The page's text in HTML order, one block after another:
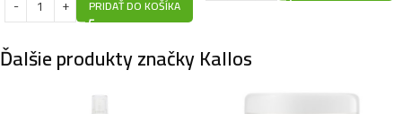
PRIDAŤ DO KOŠÍKA
Ďalšie produkty značky Kallos